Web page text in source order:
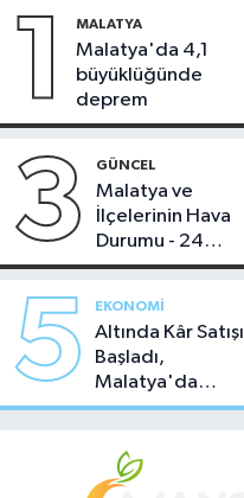
1 MALATYA
Malatya'da 4,1
büyüklüğünde
deprem
3 GÜNCEL
Malatya ve
İlçelerinin Hava
Durumu - 24
Temmuz 2026
5 EKONOMI
Altında Kâr Satışı
Başladı,
Malatya'da
Makas Ne